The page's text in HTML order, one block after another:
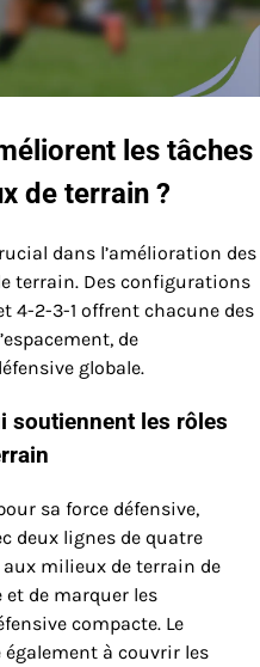
les tâches
de terrain ?
dans l’amélioration des
terrain. Des configurations
4-2-3-1 offrent chacune des
de
globale.
soutiennent les rôles
sa force défensive,
deux lignes de quatre
milieux de terrain de
et de marquer les
compacte. Le
à couvrir les